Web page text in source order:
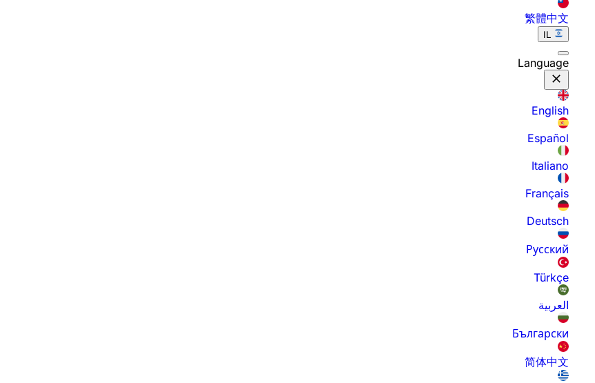
繁體中文
IL
Language
English
Español
Italiano
Français
Deutsch
Русский
Türkçe
العربية
Български
简体中文